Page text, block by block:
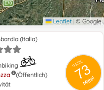
Leaflet | © Google
GRSIC
73
Mittel
(Italia)
(Öffentlich)